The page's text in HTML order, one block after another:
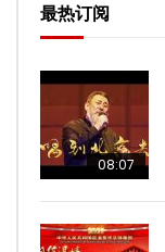
最热订阅
08:07